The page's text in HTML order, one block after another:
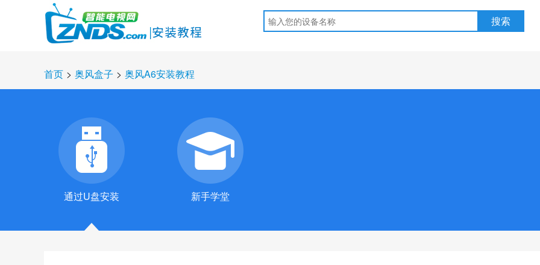
首页 > 奥风盒子 > 奥风A6安装教程
通过U盘安装 新手学堂